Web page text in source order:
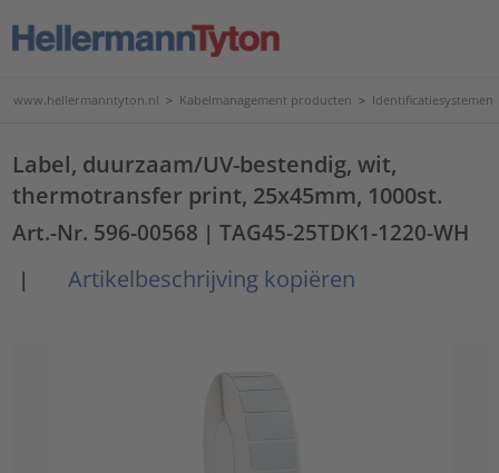
www.hellermanntyton.nl > Kabelmanagement producten > Identificatiesystemen
Label, duurzaam/UV-bestendig, wit,
thermotransfer print, 25x45mm, 1000st.
Art.-Nr. 596-00568 | TAG45-25TDK1-1220-WH
|
Artikelbeschrijving kopiëren